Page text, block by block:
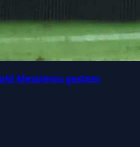
Messiemu gestem